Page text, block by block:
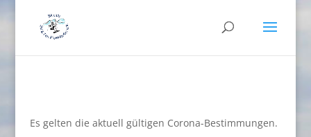
Es gelten die aktuell gültigen Corona-Bestimmungen.